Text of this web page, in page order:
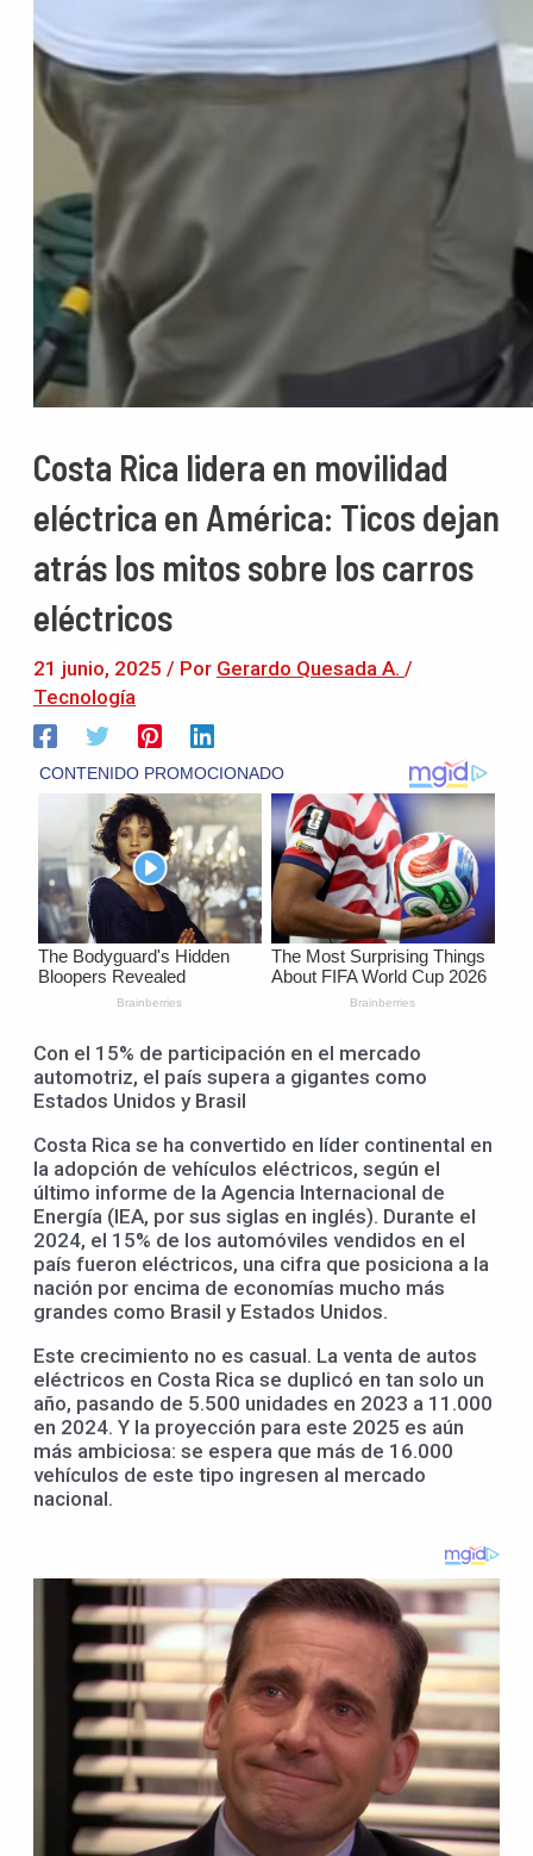
Costa Rica lidera en movilidad
eléctrica en América: Ticos dejan
atrás los mitos sobre los carros
eléctricos
21 junio, 2025 / Por Gerardo Quesada A. /
Tecnología
Con el 15% de participación en el mercado
automotriz, el país supera a gigantes como
Estados Unidos y Brasil
Costa Rica se ha convertido en líder continental en
la adopción de vehículos eléctricos, según el
último informe de la Agencia Internacional de
Energía (IEA, por sus siglas en inglés). Durante el
2024, el 15% de los automóviles vendidos en el
país fueron eléctricos, una cifra que posiciona a la
nación por encima de economías mucho más
grandes como Brasil y Estados Unidos.
Este crecimiento no es casual. La venta de autos
eléctricos en Costa Rica se duplicó en tan solo un
año, pasando de 5.500 unidades en 2023 a 11.000
en 2024. Y la proyección para este 2025 es aún
más ambiciosa: se espera que más de 16.000
vehículos de este tipo ingresen al mercado
nacional.